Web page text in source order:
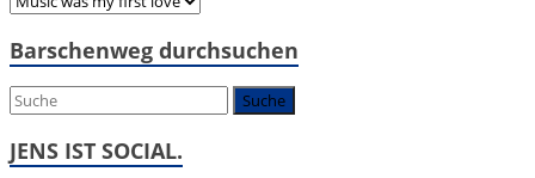
es
Barschenweg durchsuchen
JENS IST SOCIAL.